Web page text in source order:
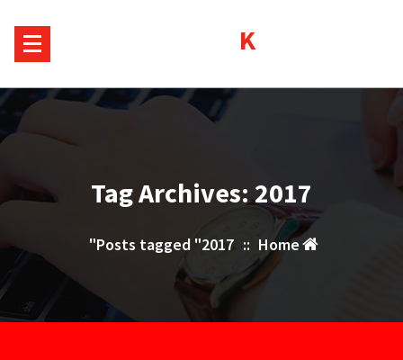
Tag Archives: 2017
Home
::
Posts tagged "2017"